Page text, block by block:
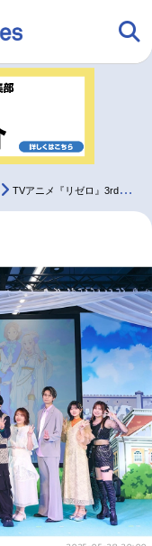
メ
ズ
ド 無料マンガ
事一覧
化映画一覧
ニメ
TVアニメ『リゼロ』3rd season SPイベントレポート